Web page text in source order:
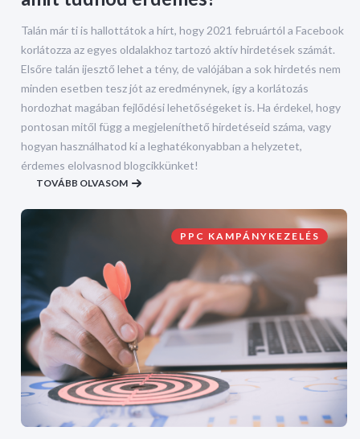
Talán már ti is hallottátok a hírt, hogy 2021 februártól a Facebook
korlátozza az egyes oldalakhoz tartozó aktív hirdetések számát.
Elsőre talán ijesztő lehet a tény, de valójában a sok hirdetés nem
minden esetben tesz jót az eredménynek, így a korlátozás
hordozhat magában fejlődési lehetőségeket is. Ha érdekel, hogy
pontosan mitől függ a megjeleníthető hirdetéseid száma, vagy
hogyan használhatod ki a leghatékonyabban a helyzetet,
érdemes elolvasnod blogcikkünket!
TOVÁBB OLVASOM
PPC KAMPÁNYKEZELÉS